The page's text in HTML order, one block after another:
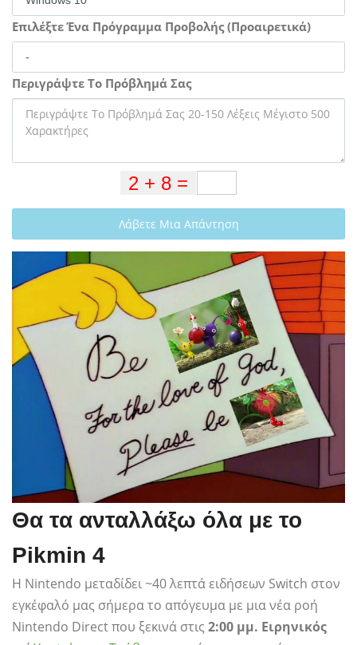
Επιλέξτε Ένα Πρόγραμμα Προβολής (Προαιρετικά)
Περιγράψτε Το Πρόβλημά Σας
Λάβετε Μια Απάντηση
Θα τα ανταλλάξω όλα με το
Pikmin 4
Η Nintendo μεταδίδει ~40 λεπτά ειδήσεων Switch στον
εγκέφαλό μας σήμερα το απόγευμα με μια νέα ροή
Nintendo Direct που ξεκινά στις2:00 μμ. Ειρηνικός